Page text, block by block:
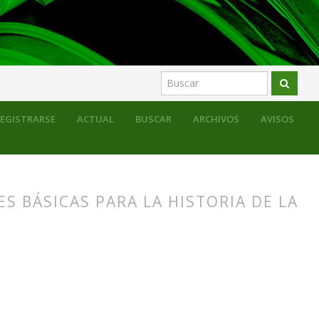
ACTUAL BUSCAR ARCHIVOS AVISOS
BÁSICAS PARA LA HISTORIA DE LA